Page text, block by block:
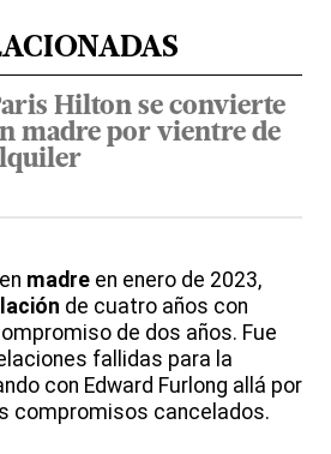
Hilton se convierte
madre por vientre de
madre en enero de 2023,
de cuatro años con
de dos años. Fue
fallidas para la
con Edward Furlong allá por
compromisos cancelados.